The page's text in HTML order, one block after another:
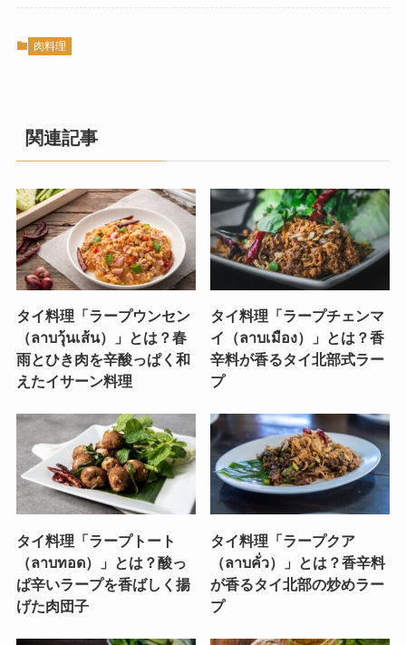
肉料理
関連記事
タイ料理「ラープウンセン
（ลาบวุ้นเส้น）」とは？春
雨とひき肉を辛酸っぱく和
えたイサーン料理
タイ料理「ラープチェンマ
イ（ลาบเมือง）」とは？香
辛料が香るタイ北部式ラー
プ
タイ料理「ラープトート
（ลาบทอด）」とは？酸っ
ぱ辛いラープを香ばしく揚
げた肉団子
タイ料理「ラープクア
（ลาบคั่ว）」とは？香辛料
が香るタイ北部の炒めラー
プ